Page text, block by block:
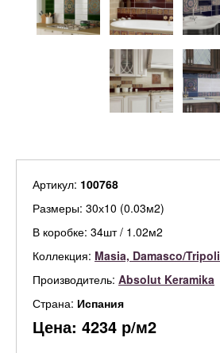
Артикул: 100768
Размеры: 30х10 (0.03м2)
В коробке: 34шт / 1.02м2
Коллекция: Masia, Damasco/Tripoli
Производитель: Absolut Keramika
Страна: Испания
Цена: 4234 р/м2